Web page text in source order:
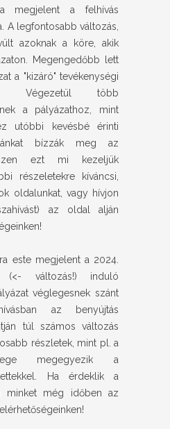
megjelent a felhívás
A legfontosabb változás,
azoknak a köre, akik
Megengedőbb lett
a "kizáró" tevékenységi
Végezetül több
a pályázathoz, mint
utóbbi kevésbé érinti
bízzák meg az
ezt mi kezeljük
részeletekre kíváncsi,
oldalunkat, vagy hívjon
az oldal alján
este megjelent a 2024.
(<- változás!) induló
véglegesnek szánt
az benyújtás
túl számos változás
részletek, mint pl. a
megegyezik a
Ha érdeklik a
minket még időben az